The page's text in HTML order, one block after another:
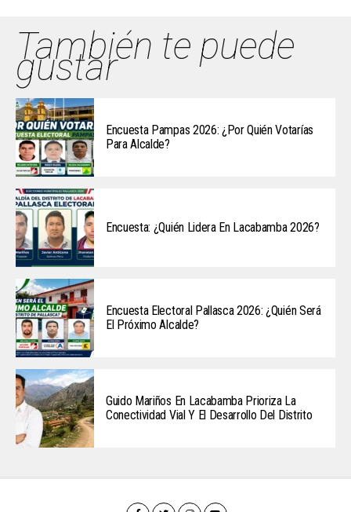
También te puede
gustar
Encuesta Pampas 2026: ¿Por Quién Votarías
Para Alcalde?
Encuesta: ¿Quién Lidera En Lacabamba 2026?
Encuesta Electoral Pallasca 2026: ¿Quién Será
El Próximo Alcalde?
Guido Mariños En Lacabamba Prioriza La
Conectividad Vial Y El Desarrollo Del Distrito